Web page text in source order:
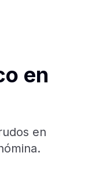
en
en